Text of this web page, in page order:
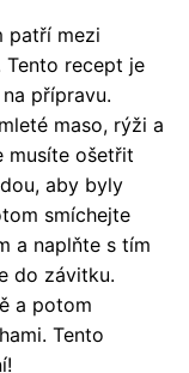
patří mezi
Tento recept je
přípravu.
maso, rýži a
musíte ošetřit
aby byly
smíchejte
a naplňte s tím
do závitku.
a potom
Tento